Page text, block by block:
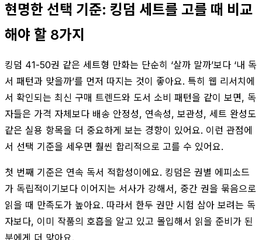
현명한 선택 기준: 킹덤 세트를 고를 때 비교
해야 할 8가지
킹덤 41-50권 같은 세트형 만화는 단순히 ‘살까 말까’보다 ‘내 독
서 패턴과 맞을까’를 먼저 따지는 것이 좋아요. 특히 웹 리서치에
서 확인되는 최신 구매 트렌드와 도서 소비 패턴을 같이 보면, 독
자들은 가격 자체보다 배송 안정성, 연속성, 보관성, 세트 완성도
같은 실용 항목을 더 중요하게 보는 경향이 있어요. 이런 관점에
서 선택 기준을 세우면 훨씬 합리적으로 고를 수 있어요.
첫 번째 기준은 연속 독서 적합성이에요. 킹덤은 권별 에피소드
가 독립적이기보다 이어지는 서사가 강해서, 중간 권을 묶음으로
읽을 때 만족도가 높아요. 따라서 한두 권만 시험 삼아 보려는 독
자보다, 이미 작품의 호흡을 알고 있고 몰입해서 읽을 준비가 된
분에게 더 맞아요.